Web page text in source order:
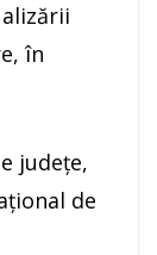
în
județe,
de